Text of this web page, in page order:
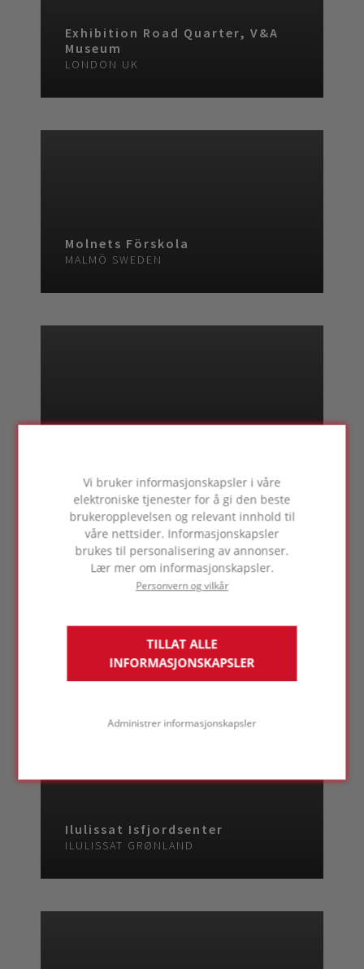
Vi bruker informasjonskapsler i våre
elektroniske tjenester for å gi den beste
brukeropplevelsen og relevant innhold til
våre nettsider. Informasjonskapsler
brukes til personalisering av annonser.
Lær mer om informasjonskapsler.
Personvern og vilkår
TILLAT ALLE
INFORMASJONSKAPSLER
Administrer informasjonskapsler
Exhibition Road Quarter, V&A
Museum
LONDON UK
Molnets Förskola
MALMÖ SWEDEN
Ilulissat Isfjordsenter
ILULISSAT GRØNLAND